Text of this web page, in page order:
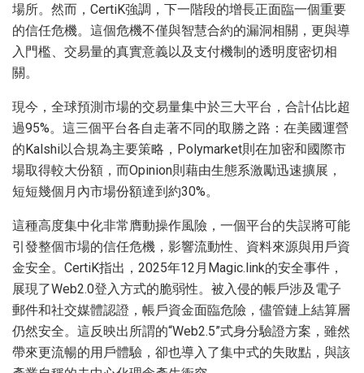
場所。然而，CertiK強調，下一階段的增長正面臨一個重要
的信任危機。這個危機不僅與智慧合約的漏洞相關，更與導
入門檻、交易量的真實意義以及支付機制的透明度密切相
關。
現今，全球預測市場的交易量集中於三大平台，合計佔比超
過95%。這三個平台各自走著不同的取勝之路：在美國運營
的Kalshi以合規為主要策略，Polymarket則在加密和國際市
場取得較大份額，而Opinion則藉由生態系激勵迅速擴展，
短短幾個月內市場份額達到約30%。
這種高度集中化非常膺動操作風險，一個平台的失誤將可能
引發整個市場的信任危機，影響流動性、資料來源與用戶資
金安全。CertiK指出，2025年12月Magic.link的安全事件，
展現了Web2.0登入方式的脆弱性。被入侵的帳戶涉及電子
郵件和社交媒體認證，帳戶資金面臨危險，儘管鏈上結算層
仍然安全。這反映出所謂的“Web2.5”式身分驗證方案，雖然
帶來更流暢的用戶體驗，卻也導入了集中式的失敗點，與該